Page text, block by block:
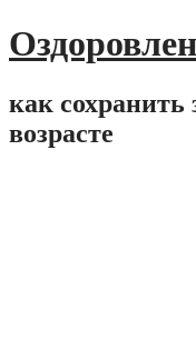
как сохранить
возрасте